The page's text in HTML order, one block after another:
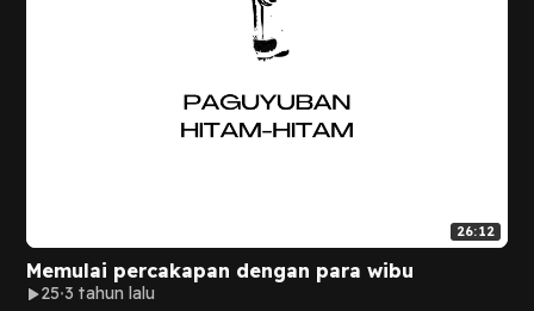
26:12
Memulai percakapan dengan para wibu
25 3 tahun lalu